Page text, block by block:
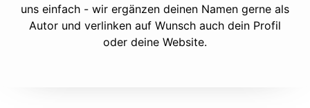
uns einfach - wir ergänzen deinen Namen gerne als
Autor und verlinken auf Wunsch auch dein Profil
oder deine Website.